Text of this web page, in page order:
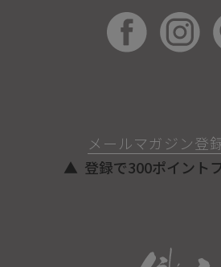
メールマガジン登
登録で300ポイント